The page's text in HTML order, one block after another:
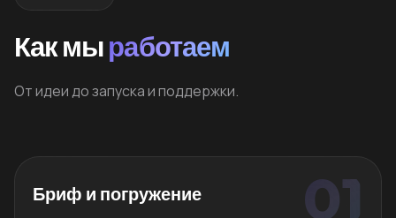
Как мыработаем
От идеи до запуска и поддержки.
Бриф и погружение